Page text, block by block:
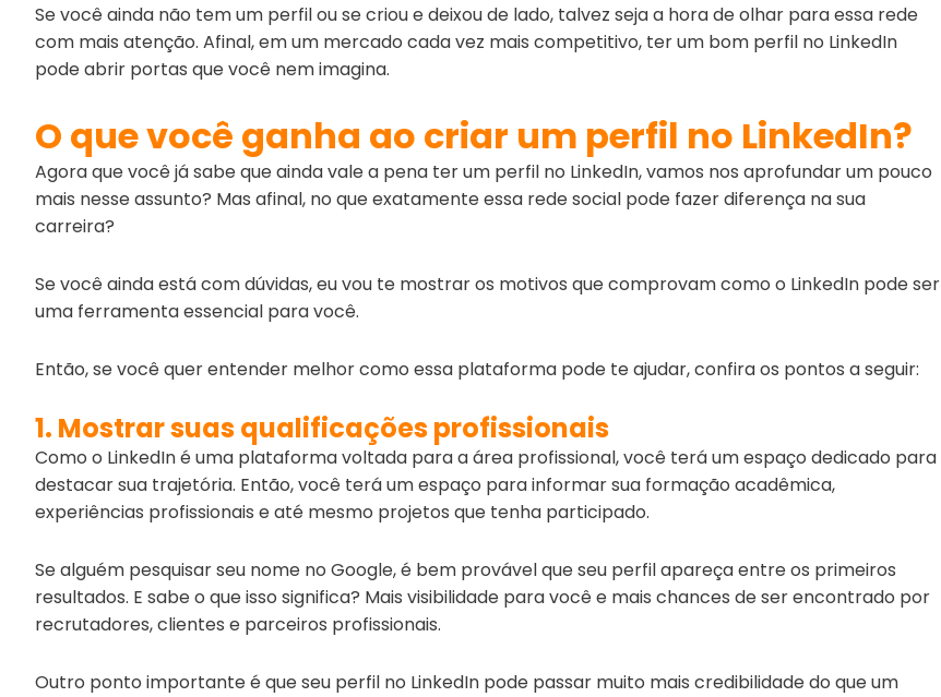
Se você ainda não tem um perfil ou se criou e deixou de lado, talvez seja a hora de olhar para essa rede
com mais atenção. Afinal, em um mercado cada vez mais competitivo, ter um bom perfil no LinkedIn
pode abrir portas que você nem imagina.
O que você ganha ao criar um perfil no LinkedIn?
Agora que você já sabe que ainda vale a pena ter um perfil no LinkedIn, vamos nos aprofundar um pouco
mais nesse assunto? Mas afinal, no que exatamente essa rede social pode fazer diferença na sua
carreira?
Se você ainda está com dúvidas, eu vou te mostrar os motivos que comprovam como o LinkedIn pode ser
uma ferramenta essencial para você.
Então, se você quer entender melhor como essa plataforma pode te ajudar, confira os pontos a seguir:
1. Mostrar suas qualificações profissionais
Como o LinkedIn é uma plataforma voltada para a área profissional, você terá um espaço dedicado para
destacar sua trajetória. Então, você terá um espaço para informar sua formação acadêmica,
experiências profissionais e até mesmo projetos que tenha participado.
Se alguém pesquisar seu nome no Google, é bem provável que seu perfil apareça entre os primeiros
resultados. E sabe o que isso significa? Mais visibilidade para você e mais chances de ser encontrado por
recrutadores, clientes e parceiros profissionais.
Outro ponto importante é que seu perfil no LinkedIn pode passar muito mais credibilidade do que um